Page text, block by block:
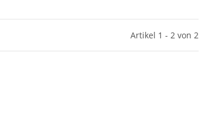
Artikel 1 - 2 von 2